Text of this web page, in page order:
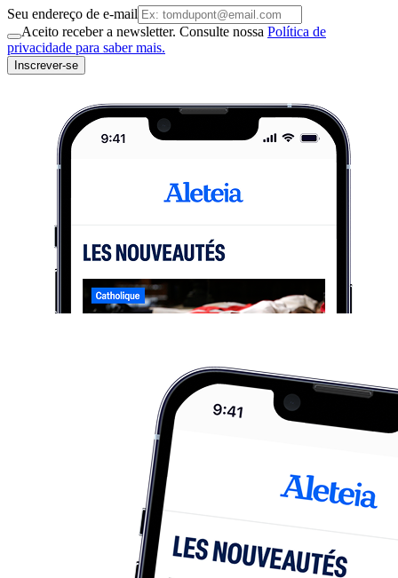
Seu endereço de e-mail
Aceito receber a newsletter. Consulte nossa Política de
privacidade para saber mais.
Inscrever-se